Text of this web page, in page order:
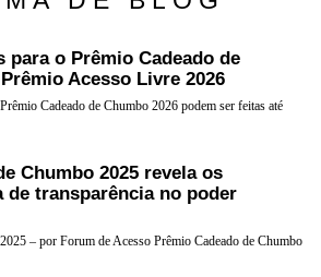
para o Prêmio Cadeado de
Acesso Livre 2026
Cadeado de Chumbo 2026 podem ser feitas até
Chumbo 2025 revela os
de transparência no poder
– por Forum de Acesso Prêmio Cadeado de Chumbo